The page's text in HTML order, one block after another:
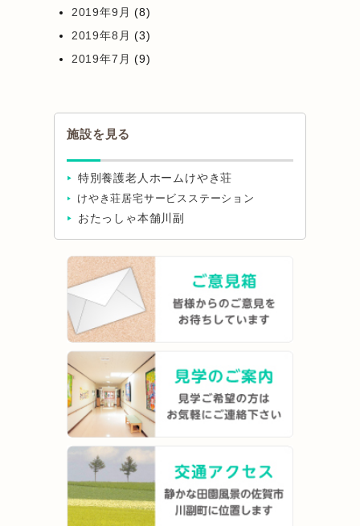
2019年9月 (8)
2019年8月 (3)
2019年7月 (9)
施設を見る
特別養護老人ホームけやき荘
けやき荘居宅サービスステーション
おたっしゃ本舗川副